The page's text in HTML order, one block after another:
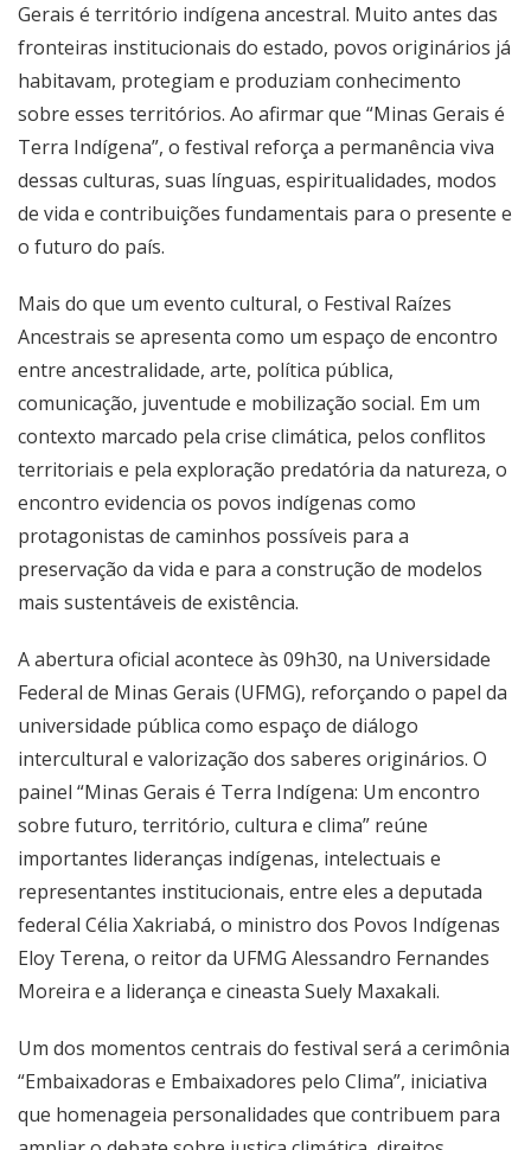
Gerais é território indígena ancestral. Muito antes das
fronteiras institucionais do estado, povos originários já
habitavam, protegiam e produziam conhecimento
sobre esses territórios. Ao afirmar que “Minas Gerais é
Terra Indígena”, o festival reforça a permanência viva
dessas culturas, suas línguas, espiritualidades, modos
de vida e contribuições fundamentais para o presente e
o futuro do país.
Mais do que um evento cultural, o Festival Raízes
Ancestrais se apresenta como um espaço de encontro
entre ancestralidade, arte, política pública,
comunicação, juventude e mobilização social. Em um
contexto marcado pela crise climática, pelos conflitos
territoriais e pela exploração predatória da natureza, o
encontro evidencia os povos indígenas como
protagonistas de caminhos possíveis para a
preservação da vida e para a construção de modelos
mais sustentáveis de existência.
A abertura oficial acontece às 09h30, na Universidade
Federal de Minas Gerais (UFMG), reforçando o papel da
universidade pública como espaço de diálogo
intercultural e valorização dos saberes originários. O
painel “Minas Gerais é Terra Indígena: Um encontro
sobre futuro, território, cultura e clima” reúne
importantes lideranças indígenas, intelectuais e
representantes institucionais, entre eles a deputada
federal Célia Xakriabá, o ministro dos Povos Indígenas
Eloy Terena, o reitor da UFMG Alessandro Fernandes
Moreira e a liderança e cineasta Suely Maxakali.
Um dos momentos centrais do festival será a cerimônia
“Embaixadoras e Embaixadores pelo Clima”, iniciativa
que homenageia personalidades que contribuem para